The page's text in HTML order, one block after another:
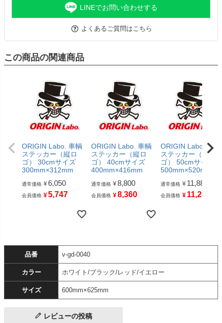
LINEでお問い合わせする
よくあるご質問はこちら
この商品の関連商品
ORIGIN Labo. 車輌
ステッカー（縦ロ
ゴ） 30cmサイズ
300mm×312mm
通常価格 ¥6,050
会員価格 ¥5,747
ORIGIN Labo. 車輌
ステッカー（縦ロ
ゴ） 40cmサイズ
400mm×416mm
通常価格 ¥8,800
会員価格 ¥8,360
ORIGIN Labo. 車輌
ステッカー（縦ロ
ゴ） 50cmサイズ
500mm×520mm
通常価格 ¥ 11,880
会員価格 ¥ 11,286
品番 v-gd-0040
カラー ホワイト/ブラック/レッド/イエロー
サイズ 600mm×625mm
レビューの投稿